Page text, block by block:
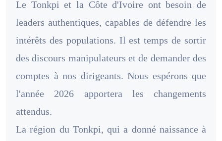
Le Tonkpi et la Côte d'Ivoire ont besoin de
leaders authentiques, capables de défendre les
intérêts des populations. Il est temps de sortir
des discours manipulateurs et de demander des
comptes à nos dirigeants. Nous espérons que
l'année 2026 apportera les changements
attendus.
La région du Tonkpi, qui a donné naissance à